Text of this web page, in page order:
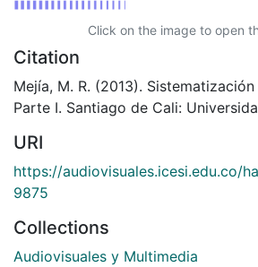
Click on the image to open
Citation
Mejía, M. R. (2013).
Parte I. Santiago de Cali:
URI
https://audiovisuales.icesi.edu.co/
9875
Collections
Audiovisuales y Multimedia